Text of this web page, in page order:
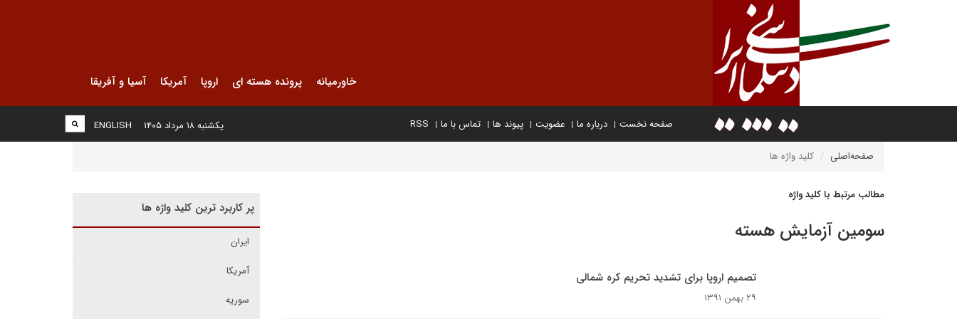
خاورمیانه پرونده هسته ای اروپا آمریکا آسیا و آفریقا
صفحه نخست درباره ما عضویت پیوند ها تماس با ما RSS
ENGLISH یکشنبه ۱۸ مرداد ۱۴۰۵
صفحه‌اصلی کلید واژه ها
مطالب مرتبط با کلید واژه
سومین آزمایش هسته
تصمیم اروپا برای تشدید تحریم‌ کره شمالی
۲۹ بهمن ۱۳۹۱
پر کاربرد ترین کلید واژه ها
ایران
آمریکا
سوریه